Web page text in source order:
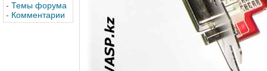
- Темы форума
- Комментарии